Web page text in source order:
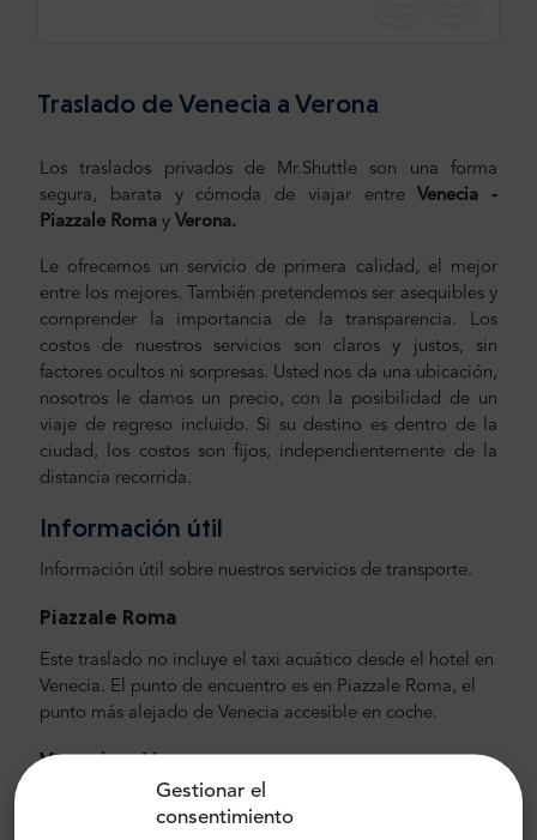
Gestionar el
consentimiento
Traslado de Venecia a Verona
Los traslados privados de Mr.Shuttle son una forma
segura, barata y cómoda de viajar entreVenecia -
Piazzale Roma y Verona.
Le ofrecemos un servicio de primera calidad, el mejor
entre los mejores. También pretendemos ser asequibles y
comprender la importancia de la transparencia. Los
costos de nuestros servicios son claros y justos, sin
factores ocultos ni sorpresas. Usted nos da una ubicación,
nosotros le damos un precio, con la posibilidad de un
viaje de regreso incluido. Si su destino es dentro de la
ciudad, los costos son fijos, independientemente de la
distancia recorrida.
Información útil
Información útil sobre nuestros servicios de transporte.
Piazzale Roma
Este traslado no incluye el taxi acuático desde el hotel en
Venecia. El punto de encuentro es en Piazzale Roma, el
punto más alejado de Venecia accesible en coche.
Venecia-> Verona